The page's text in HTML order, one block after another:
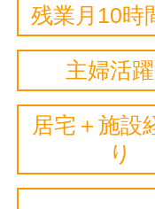
残業月10時
主婦活
居宅＋施設
り